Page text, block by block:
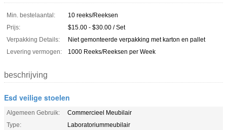
Min. bestelaantal:
10 reeks/Reeksen
Prijs:
$15.00 - $30.00 / Set
Verpakking Details:
Niet gemonteerde verpakking met karton en pallet
Levering vermogen:
1000 Reeks/Reeksen per Week
beschrijving
Esd veilige stoelen
Algemeen Gebruik:
Commercieel Meubilair
Type:
Laboratoriummeubilair